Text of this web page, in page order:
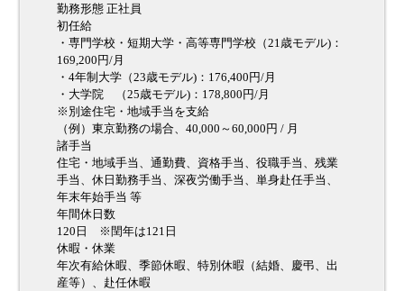
勤務形態 正社員
初任給
・専門学校・短期大学・高等専門学校（21歳モデル)：
169,200円/月
・4年制大学（23歳モデル)：176,400円/月
・大学院 （25歳モデル)：178,800円/月
※別途住宅・地域手当を支給
（例）東京勤務の場合、40,000～60,000円 / 月
諸手当
住宅・地域手当、通勤費、資格手当、役職手当、残業
手当、休日勤務手当、深夜労働手当、単身赴任手当、
年末年始手当 等
年間休日数
120日 ※閏年は121日
休暇・休業
年次有給休暇、季節休暇、特別休暇（結婚、慶弔、出
産等）、赴任休暇